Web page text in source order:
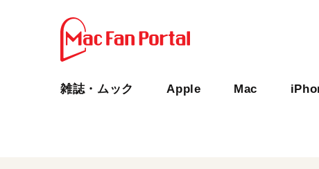
雑誌・ムック Apple Mac